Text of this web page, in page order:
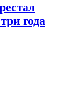
года